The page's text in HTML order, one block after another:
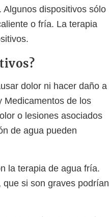
dispositivos sólo
o fría. La terapia
dolor ni hacer daño a
Medicamentos de los
o lesiones asociados
de agua pueden
la terapia de agua fría.
si son graves podrían